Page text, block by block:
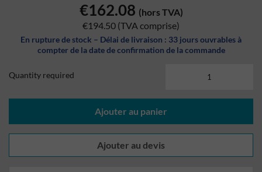
€162.08 (hors TVA)
€194.50 (TVA comprise)
En rupture de stock – Délai de livraison : 33 jours ouvrables à
compter de la date de confirmation de la commande
Quantity required
Ajouter au panier